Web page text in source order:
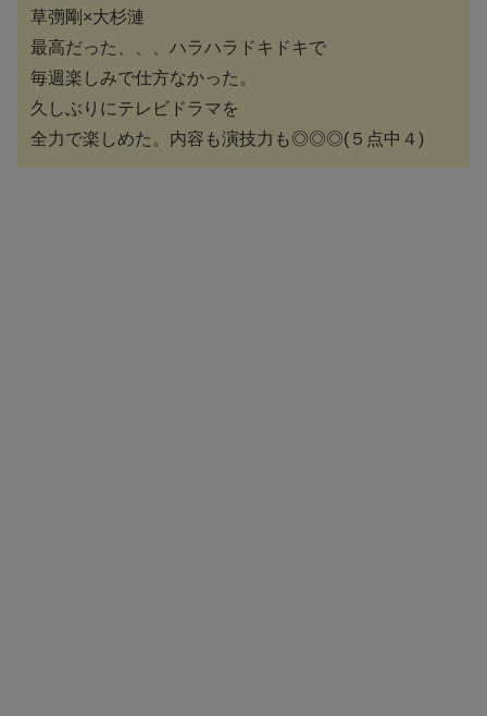
草彅剛×大杉漣
最高だった、、、ハラハラドキドキで
毎週楽しみで仕方なかった。
久しぶりにテレビドラマを
全力で楽しめた。内容も演技力も◎◎◎(５点中４)